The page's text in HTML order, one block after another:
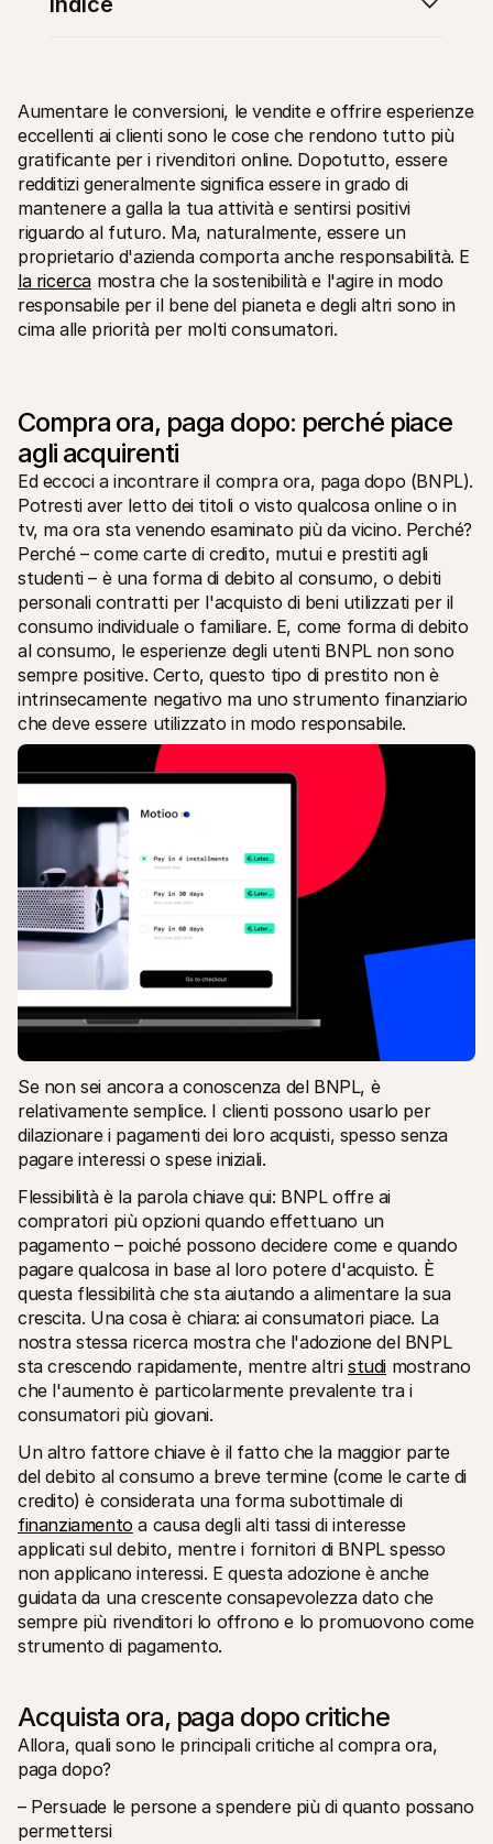
Risorse tecniche
Portale sviluppatori
Scopri le risorse per sviluppatori e gli aggiornamenti
Librerie
Integra Mollie con librerie pronte all'uso
Comunità di Discord
Entra nella nostra comunità di sviluppatori
Informazioni su Mollie
Prezzi
Scopri i nostri prezzi
Chi siamo
Leggi le ultime notizie su Mollie
Carriere
Vieni a lavorare con noi - stiamo
assumendo!
Contatta
Per acquirenti
Scopri perché Mollie è sul tuo estratto conto bancario
Per i clienti di Mollie
Contatta il nostro team di supporto clienti
Contatta vendite
Scopri come possiamo aiutare il tuo business
Aumentare le conversioni, le vendite e offrire esperienze
eccellenti ai clienti sono le cose che rendono tutto più
gratificante per i rivenditori online. Dopotutto, essere
redditizi generalmente significa essere in grado di
mantenere a galla la tua attività e sentirsi positivi
riguardo al futuro. Ma, naturalmente, essere un
la ricerca mostra che la sostenibilità e l'agire in modo
responsabile per il bene del pianeta e degli altri sono in
cima alle priorità per molti consumatori.
Compra ora, paga dopo: perché piace
agli acquirenti
Ed eccoci a incontrare il compra ora, paga dopo (BNPL).
Potresti aver letto dei titoli o visto qualcosa online o in
tv, ma ora sta venendo esaminato più da vicino. Perché?
Perché – come carte di credito, mutui e prestiti agli
studenti – è una forma di debito al consumo, o debiti
personali contratti per l'acquisto di beni utilizzati per il
consumo individuale o familiare. E, come forma di debito
al consumo, le esperienze degli utenti BNPL non sono
sempre positive. Certo, questo tipo di prestito non è
intrinsecamente negativo ma uno strumento finanziario
che deve essere utilizzato in modo responsabile.
Se non sei ancora a conoscenza del BNPL, è
relativamente semplice. I clienti possono usarlo per
dilazionare i pagamenti dei loro acquisti, spesso senza
pagare interessi o spese iniziali.
Flessibilità è la parola chiave qui: BNPL offre ai
compratori più opzioni quando effettuano un
pagamento – poiché possono decidere come e quando
pagare qualcosa in base al loro potere d'acquisto. È
questa flessibilità che sta aiutando a alimentare la sua
crescita. Una cosa è chiara: ai consumatori piace. La
nostra stessa ricerca mostra che l'adozione del BNPL
sta crescendo rapidamente, mentre altri studi mostrano
che l'aumento è particolarmente prevalente tra i
consumatori più giovani.
Un altro fattore chiave è il fatto che la maggior parte
del debito al consumo a breve termine (come le carte di
credito) è considerata una forma subottimale di
finanziamento a causa degli alti tassi di interesse
applicati sul debito, mentre i fornitori di BNPL spesso
non applicano interessi. E questa adozione è anche
guidata da una crescente consapevolezza dato che
sempre più rivenditori lo offrono e lo promuovono come
strumento di pagamento.
Acquista ora, paga dopo critiche
Allora, quali sono le principali critiche al compra ora,
paga dopo?
– Persuade le persone a spendere più di quanto possano
permettersi